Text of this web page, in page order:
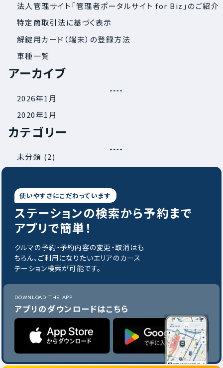
法人管理サイト「管理者ポータルサイト for Biz」のご紹介
特定商取引法に基づく表示
解錠用カード（端末）の登録方法
車種一覧
アーカイブ
2026年1月
2020年1月
カテゴリー
未分類 (2)
使いやすさにこだわっています
ステーションの検索から予約まで
アプリで簡単！
クルマの予約・予約内容の変更・取消はも
ちろん、ご利用になりたいエリアのカース
テーション検索が可能です。
DOWNLOAD THE APP
アプリのダウンロードはこちら